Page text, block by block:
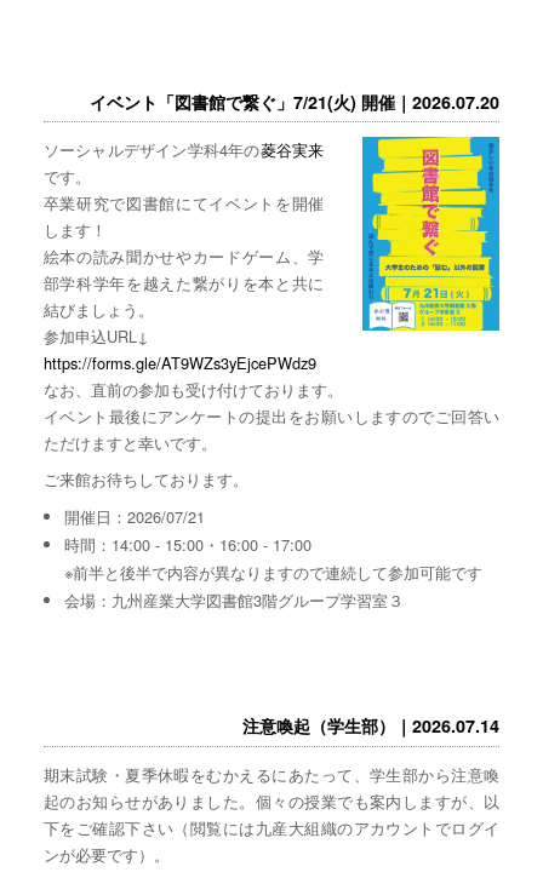
イベント「図書館で繋ぐ」7/21(火) 開催｜2026.07.20
ソーシャルデザイン学科4年の菱谷実来
です。
卒業研究で図書館にてイベントを開催
します！
絵本の読み聞かせやカードゲーム、学
部学科学年を越えた繋がりを本と共に
結びましょう。
参加申込URL↓
https://forms.gle/AT9WZs3yEjcePWdz9
なお、直前の参加も受け付けております。
イベント最後にアンケートの提出をお願いしますのでご回答い
ただけますと幸いです。
ご来館お待ちしております。
開催日：2026/07/21
時間：14:00 - 15:00・16:00 - 17:00
※前半と後半で内容が異なりますので連続して参加可能です
会場：九州産業大学図書館3階グループ学習室３
注意喚起（学生部）｜2026.07.14
期末試験・夏季休暇をむかえるにあたって、学生部から注意喚
起のお知らせがありました。個々の授業でも案内しますが、以
下をご確認下さい（閲覧には九産大組織のアカウントでログイ
ンが必要です）。